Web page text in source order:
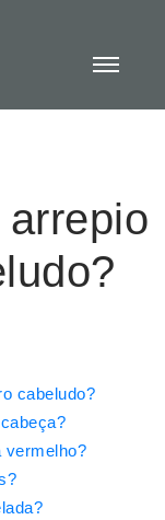
cabeludo?
vermelho?